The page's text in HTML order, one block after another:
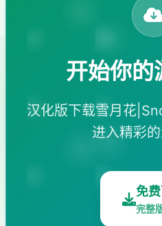
开始你的
汉化版下载雪月花
进入精彩
免
完整